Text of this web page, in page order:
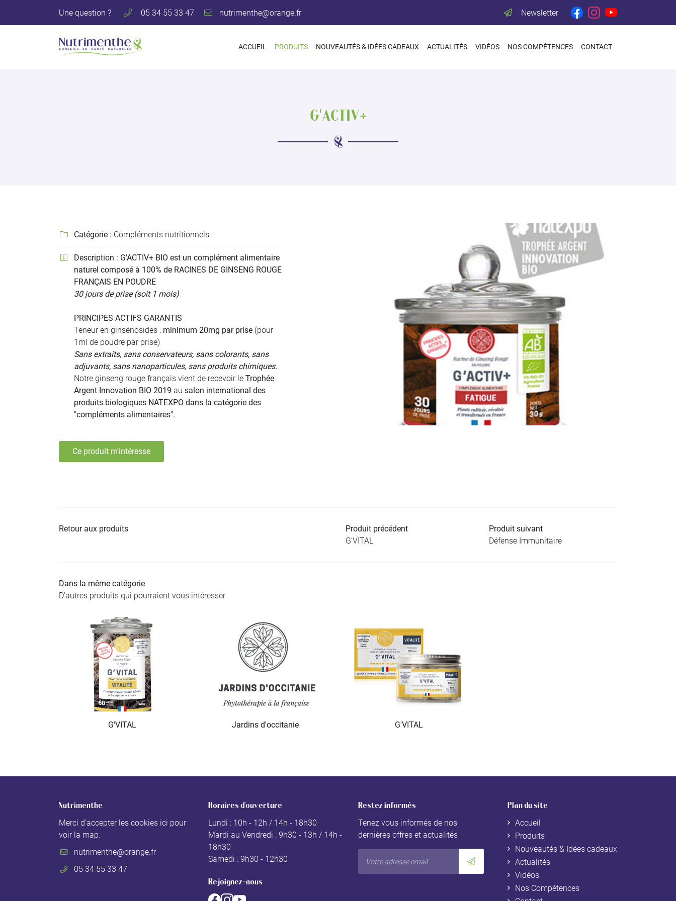
Une question ? 05 34 55 33 47 Newsletter
ACCUEIL PRODUITS NOUVEAUTÉS & IDÉES CADEAUX ACTUALITÉS VIDÉOS NOS COMPÉTENCES CONTACT
05 34 55 33 47
Recopier le code ci-contre
Rafraîchir le captcha
En cochant cette case, vous consentez à recevoir nos propositions commerciales à
l'adresse email indiqué ci-dessus. Vous pouvez vous désinscrire à tout moment en
le formulaire de désinscription .
Inscription
G'ACTIV+
 Catégorie : Compléments nutritionnels
 Description : G'ACTIV+ BIO est un complément alimentaire
naturel composé à 100% de RACINES DE GINSENG ROUGE
FRANÇAIS EN POUDRE
30 jours de prise (soit 1 mois)
PRINCIPES ACTIFS GARANTIS
Teneur en ginsénosides : minimum 20mg par prise (pour
1ml de poudre par prise)
Sans extraits, sans conservateurs, sans colorants, sans
adjuvants, sans nanoparticules, sans produits chimiques.
Notre ginseng rouge français vient de recevoir le Trophée
Argent Innovation BIO 2019 au salon international des
produits biologiques NATEXPO dans la catégorie des
"compléments alimentaires".
Ce produit m'intéresse
Retour aux produits
Produit précédent
G'VITAL
Produit suivant
Défense Immunitaire
Dans la même catégorie
D'autres produits qui pourraient vous intéresser
G'VITAL Jardins d'occitanie G'VITAL
Nutrimenthe
Merci d'accepter les cookies ici pour
voir la map.
05 34 55 33 47
Horaires d'ouverture
Lundi : 10h - 12h / 14h - 18h30
Mardi au Vendredi : 9h30 - 13h / 14h -
18h30
Samedi : 9h30 - 12h30
Rejoignez-nous
Restez informés
Tenez vous informés de nos
dernières offres et actualités
Plan du site
Accueil
Produits
Nouveautés & Idées cadeaux
Actualités
Vidéos
Nos Compétences